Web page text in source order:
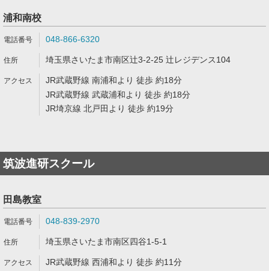
浦和南校
048-866-6320
埼玉県さいたま市南区辻3-2-25 辻レジデンス104
JR武蔵野線 南浦和より 徒歩 約18分
JR武蔵野線 武蔵浦和より 徒歩 約18分
JR埼京線 北戸田より 徒歩 約19分
筑波進研スクール
田島教室
048-839-2970
埼玉県さいたま市南区四谷1-5-1
JR武蔵野線 西浦和より 徒歩 約11分